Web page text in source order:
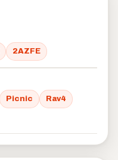
2AZFE
Picnic Rav4